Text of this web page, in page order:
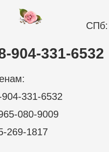
СПб:
904-331-6532
331-6532
080-9009
269-1817